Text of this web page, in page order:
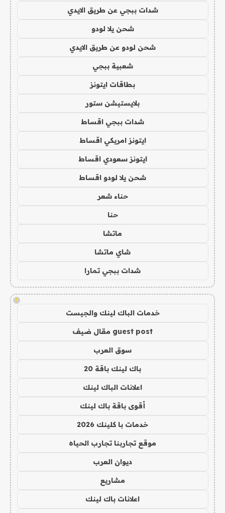
شدات ببجي عن طريق الايدي
شحن يلا لودو
شحن لودو عن طريق الايدي
شعبية ببجي
بطاقات ايتونز
بلايستيشن ستور
شدات ببجي اقساط
ايتونز امريكي اقساط
ايتونز سعودي اقساط
شحن يلا لودو اقساط
حناء شعر
حنا
ماتشا
شاي ماتشا
شدات ببجي تمارا
!
خدمات الباك لينك والجيست
guest post مقال ضيف
سوق العرب
باك لينك باقة 20
اعلانات الباك لينك
أقوى باقة باك لينك
خدمات با كلينك 2026
موقع تجاربنا تجارب الحياه
ديوان العرب
مشاريع
اعلانات باك لينك